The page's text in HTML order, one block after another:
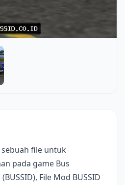
sebuah file untuk
pada game Bus
File Mod BUSSID